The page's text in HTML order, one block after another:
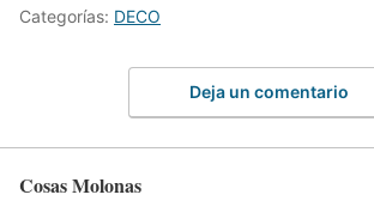
Categorías: DECO
Deja un comentario
Cosas Molonas